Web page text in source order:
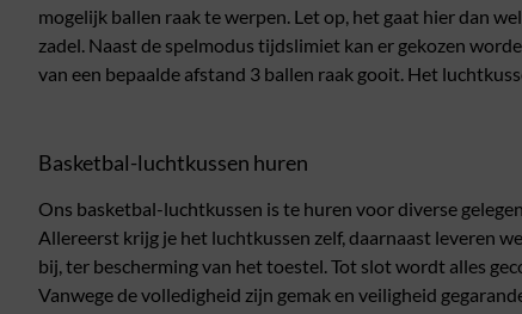
mogelijk ballen raak te werpen. Let op, het gaat hier dan
zadel. Naast de spelmodus tijdslimiet kan er gekozen
van een bepaalde afstand 3 ballen raak gooit. Het
Basketbal-luchtkussen huren
Ons basketbal-luchtkussen is te huren voor diverse
Allereerst krijg je het luchtkussen zelf, daarnaast leveren
bij, ter bescherming van het toestel. Tot slot wordt alles
Vanwege de volledigheid zijn gemak en veiligheid